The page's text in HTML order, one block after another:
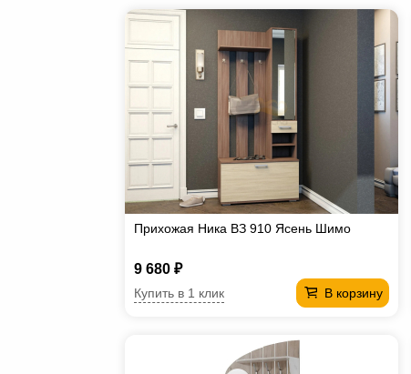
Прихожая Ника ВЗ 910 Ясень Шимо
9 680 ₽
В корзину
Купить в 1 клик